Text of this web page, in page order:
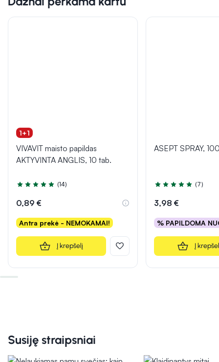
1+1
VIVAVIT maisto papildas
AKTYVINTA ANGLIS, 10 tab.
Įvertinimas 5.0 iš 5
(14)
0,89 €
Antra prekė - NEMOKAMAI!
Į krepšelį
ASEPT SPRAY,
Įvertinimas 5.0 iš 5
(7)
3,98 €
% PAPILDOMA
Į
Susiję straipsniai